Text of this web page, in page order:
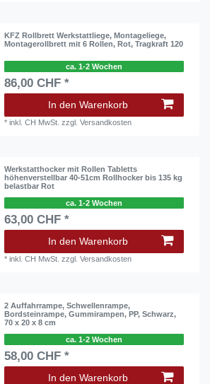
KFZ Rollbrett Werkstattliege, Montageliege,
Montagerollbrett mit 6 Rollen, Rot, Tragkraft 120
ca. 1-2 Wochen
86,00 CHF *
In den Warenkorb
*inkl. CH MwSt. zzgl.Versandkosten
Werkstatthocker mit Rollen Tabletts
höhenverstellbar 40-51cm Rollhocker bis 135 kg
belastbar Rot
ca. 1-2 Wochen
63,00 CHF *
In den Warenkorb
*inkl. CH MwSt. zzgl.Versandkosten
2 Auffahrrampe, Schwellenrampe,
Bordsteinrampe, Gummirampen, PP, Schwarz,
70 x 20 x 8 cm
ca. 1-2 Wochen
58,00 CHF *
In den Warenkorb